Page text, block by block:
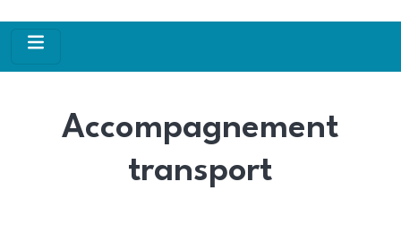
Accompagnement
transport